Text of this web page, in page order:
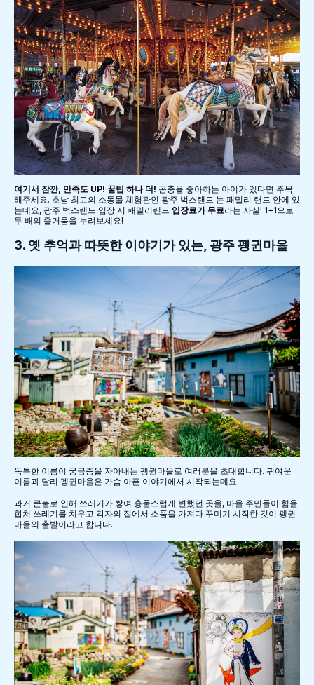
여기서 잠깐, 만족도 UP! 꿀팁 하나 더! 곤충을 좋아하는 아이가 있다면 주목
해주세요. 호남 최고의 소동물 체험관인 광주 벅스랜드 는 패밀리 랜드 안에 있
는데요, 광주 벅스랜드 입장 시 패밀리랜드 입장료가 무료라는 사실! 1+1으로
두 배의 즐거움을 누려보세요!
3. 옛 추억과 따뜻한 이야기가 있는, 광주 펭귄마을
독특한 이름이 궁금증을 자아내는 펭귄마을로 여러분을 초대합니다. 귀여운
이름과 달리 펭귄마을은 가슴 아픈 이야기에서 시작되는데요.
과거 큰불로 인해 쓰레기가 쌓여 흉물스럽게 변했던 곳을, 마을 주민들이 힘을
합쳐 쓰레기를 치우고 각자의 집에서 소품을 가져다 꾸미기 시작한 것이 펭귄
마을의 출발이라고 합니다.